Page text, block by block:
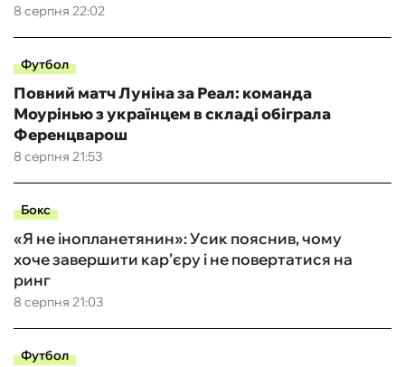
8 серпня 22:02
Футбол
8 серпня 21:53
Повний матч Луніна за Реал: команда
Моурінью з українцем в складі обіграла
Ференцварош
Бокс
8 серпня 21:03
«Я не інопланетянин»: Усик пояснив, чому
хоче завершити кар’єру і не повертатися на
ринг
Футбол